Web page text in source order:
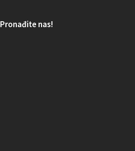
Pronađite nas!